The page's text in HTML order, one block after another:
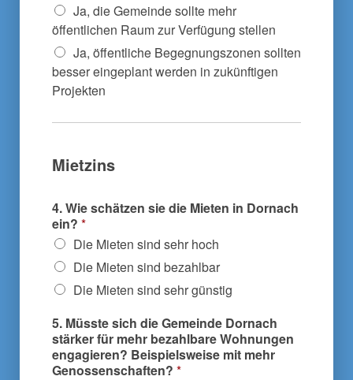
Ja, die Gemeinde sollte mehr
öffentlichen Raum zur Verfügung stellen
Ja, öffentliche Begegnungszonen sollten
besser eingeplant werden in zukünftigen
Projekten
Mietzins
4. Wie schätzen sie die Mieten in Dornach
ein? *
Die Mieten sind sehr hoch
Die Mieten sind bezahlbar
Die Mieten sind sehr günstig
5. Müsste sich die Gemeinde Dornach
stärker für mehr bezahlbare Wohnungen
engagieren? Beispielsweise mit mehr
Genossenschaften? *